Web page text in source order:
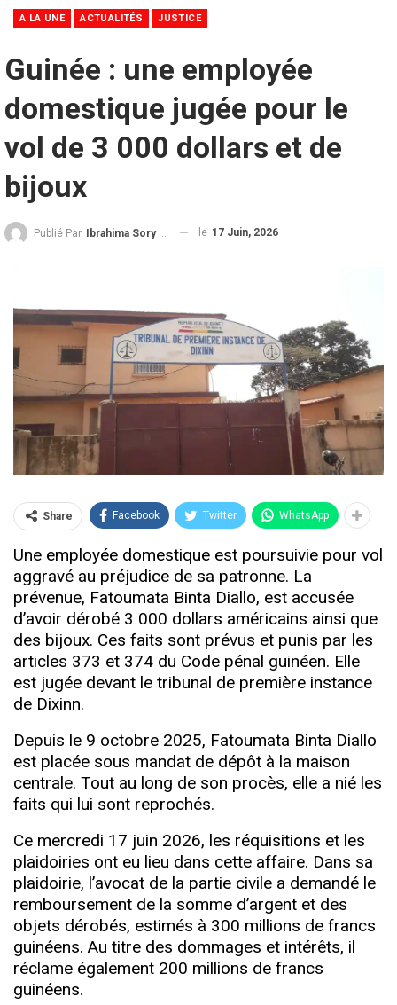
A LA UNE ACTUALITÉS JUSTICE
Guinée : une employée
domestique jugée pour le
vol de 3 000 dollars et de
bijoux
Publié Par Ibrahima Sory Diallo le 17 Juin, 2026
Share Facebook Twitter WhatsApp
Une employée domestique est poursuivie pour vol
aggravé au préjudice de sa patronne. La
prévenue, Fatoumata Binta Diallo, est accusée
d’avoir dérobé 3 000 dollars américains ainsi que
des bijoux. Ces faits sont prévus et punis par les
articles 373 et 374 du Code pénal guinéen. Elle
est jugée devant le tribunal de première instance
de Dixinn.
Depuis le 9 octobre 2025, Fatoumata Binta Diallo
est placée sous mandat de dépôt à la maison
centrale. Tout au long de son procès, elle a nié les
faits qui lui sont reprochés.
Ce mercredi 17 juin 2026, les réquisitions et les
plaidoiries ont eu lieu dans cette affaire. Dans sa
plaidoirie, l’avocat de la partie civile a demandé le
remboursement de la somme d’argent et des
objets dérobés, estimés à 300 millions de francs
guinéens. Au titre des dommages et intérêts, il
réclame également 200 millions de francs
guinéens.